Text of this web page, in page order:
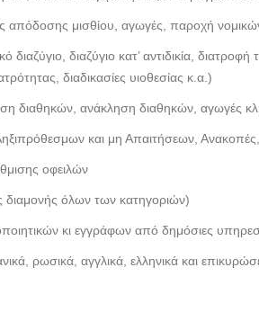
απόδοσης μισθίου, αγωγές, παροχή
διαζύγιο, διαζύγιο κατ’ αντιδικία,
διαδικασίες υιοθεσίας κ.α.)
διαθηκών, ανάκληση διαθηκών, αγωγές
Ληξιπρόθεσμων και μη Απαιτήσεων,
οφειλών
διαμονής όλων των κατηγοριών)
κι εγγράφων από δημόσιες
ρωσικά, αγγλικά, ελληνικά και